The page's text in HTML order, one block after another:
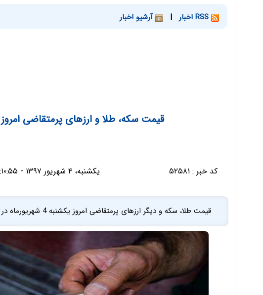
| آرشیو اخبار
قیمت سکه، طلا و ارزهای پرمتقاضی امروز
کد خبر : ۵۲۵۸۱ یکشنبه، ۴ شهریور ۱۳۹۷ - ۱۳:۱۰:۵۵
قیمت طلا، سکه و دیگر ارزهای پرمتقاضی امروز یکشنبه 4 شهریورماه در بازار تهران ...